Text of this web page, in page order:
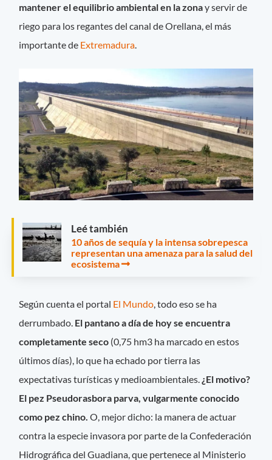
mantener el equilibrio ambiental en la zonay servir de
riego para los regantes del canal de Orellana, el más
importante de Extremadura.
Leé también
10 años de sequía y la intensa sobrepesca
representan una amenaza para la salud del
ecosistema
Según cuenta el portal El Mundo, todo eso se ha
derrumbado. El pantano a día de hoy se encuentra
completamente seco (0,75 hm3 ha marcado en estos
últimos días), lo que ha echado por tierra las
expectativas turísticas y medioambientales. ¿El motivo?
El pez Pseudorasbora parva, vulgarmente conocido
como pez chino.O, mejor dicho: la manera de actuar
contra la especie invasora por parte de la Confederación
Hidrográfica del Guadiana, que pertenece al Ministerio